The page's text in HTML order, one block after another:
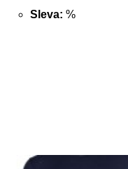
Sleva: %